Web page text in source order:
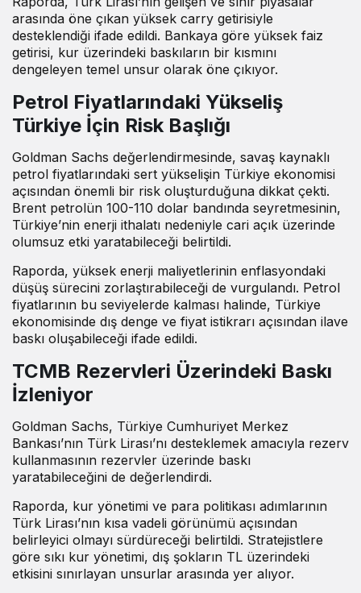
arasında öne çıkan yüksek carry getirisiyle
desteklendiği ifade edildi. Bankaya göre yüksek faiz
getirisi, kur üzerindeki baskıların bir kısmını
dengeleyen temel unsur olarak öne çıkıyor.
Petrol Fiyatlarındaki Yükseliş
Türkiye İçin Risk Başlığı
Goldman Sachs değerlendirmesinde, savaş kaynaklı
petrol fiyatlarındaki sert yükselişin Türkiye ekonomisi
açısından önemli bir risk oluşturduğuna dikkat çekti.
Brent petrolün 100-110 dolar bandında seyretmesinin,
Türkiye’nin enerji ithalatı nedeniyle cari açık üzerinde
olumsuz etki yaratabileceği belirtildi.
Raporda, yüksek enerji maliyetlerinin enflasyondaki
düşüş sürecini zorlaştırabileceği de vurgulandı. Petrol
fiyatlarının bu seviyelerde kalması halinde, Türkiye
ekonomisinde dış denge ve fiyat istikrarı açısından ilave
baskı oluşabileceği ifade edildi.
TCMB Rezervleri Üzerindeki Baskı
İzleniyor
Goldman Sachs, Türkiye Cumhuriyet Merkez
Bankası’nın Türk Lirası’nı desteklemek amacıyla rezerv
kullanmasının rezervler üzerinde baskı
yaratabileceğini de değerlendirdi.
Raporda, kur yönetimi ve para politikası adımlarının
Türk Lirası’nın kısa vadeli görünümü açısından
belirleyici olmayı sürdüreceği belirtildi. Stratejistlere
göre sıkı kur yönetimi, dış şokların TL üzerindeki
etkisini sınırlayan unsurlar arasında yer alıyor.